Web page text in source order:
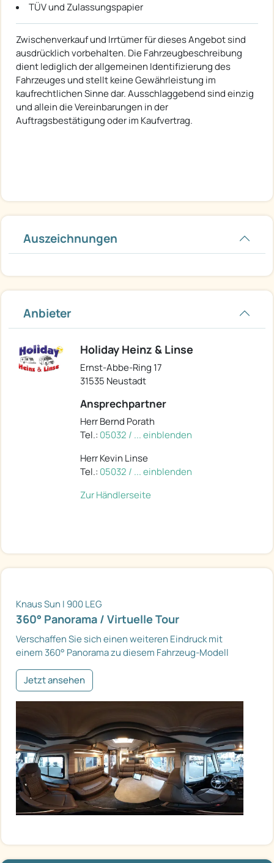
TÜV und Zulassungspapier
Zwischenverkauf und Irrtümer für dieses Angebot sind
ausdrücklich vorbehalten. Die Fahrzeugbeschreibung
dient lediglich der allgemeinen Identifizierung des
Fahrzeuges und stellt keine Gewährleistung im
kaufrechtlichen Sinne dar. Ausschlaggebend sind einzig
und allein die Vereinbarungen in der
Auftragsbestätigung oder im Kaufvertrag.
Auszeichnungen
Anbieter
Holiday Heinz & Linse
Ernst-Abbe-Ring 17
31535 Neustadt
Ansprechpartner
Herr Bernd Porath
Tel.: 05032 / ... einblenden
Herr Kevin Linse
Tel.: 05032 / ... einblenden
Zur Händlerseite
Knaus Sun I 900 LEG
360° Panorama / Virtuelle Tour
Verschaffen Sie sich einen weiteren Eindruck mit
einem 360° Panorama zu diesem Fahrzeug-Modell
Jetzt ansehen